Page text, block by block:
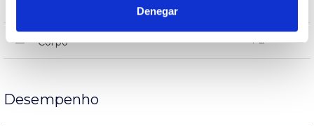
Denegar
Corpo FE
Desempenho